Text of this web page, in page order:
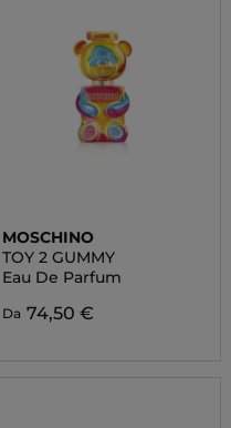
MOSCHINO
TOY 2 GUMMY
Eau De Parfum
Da 74,50 €